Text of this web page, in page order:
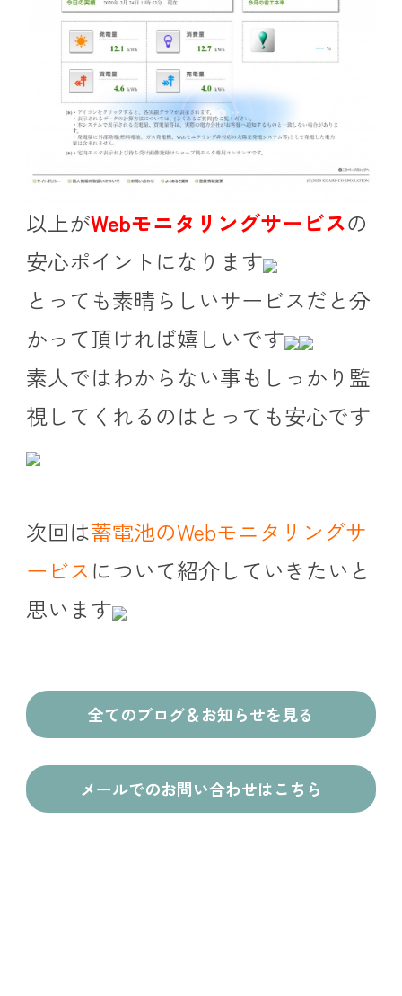
以上がWebモニタリングサービスの
安心ポイントになります
とっても素晴らしいサービスだと分
かって頂ければ嬉しいです
素人ではわからない事もしっかり監
視してくれるのはとっても安心です
次回は蓄電池のWebモニタリングサ
ービスについて紹介していきたいと
思います
全てのブログ＆お知らせを見る
メールでのお問い合わせはこちら